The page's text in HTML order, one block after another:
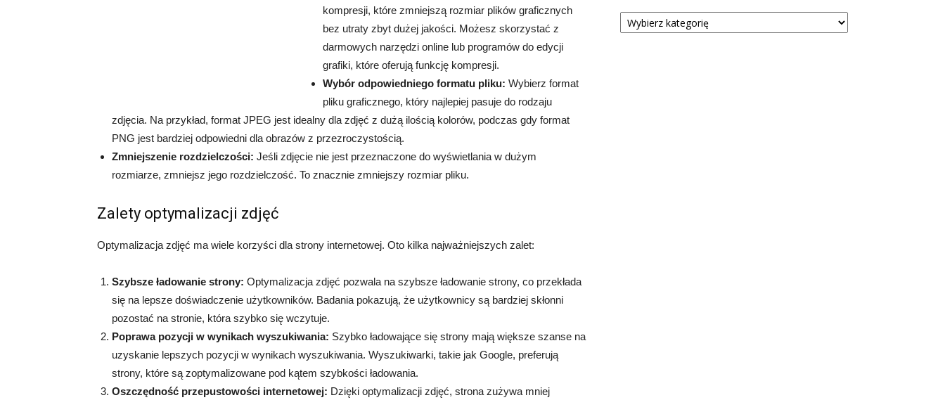
kompresji, które zmniejszą rozmiar plików graficznych
bez utraty zbyt dużej jakości. Możesz skorzystać z
darmowych narzędzi online lub programów do edycji
grafiki, które oferują funkcję kompresji.
Wybór odpowiedniego formatu pliku: Wybierz format
pliku graficznego, który najlepiej pasuje do rodzaju
zdjęcia. Na przykład, format JPEG jest idealny dla zdjęć z dużą ilością kolorów, podczas gdy format
PNG jest bardziej odpowiedni dla obrazów z przezroczystością.
Zmniejszenie rozdzielczości: Jeśli zdjęcie nie jest przeznaczone do wyświetlania w dużym
rozmiarze, zmniejsz jego rozdzielczość. To znacznie zmniejszy rozmiar pliku.
Zalety optymalizacji zdjęć
Optymalizacja zdjęć ma wiele korzyści dla strony internetowej. Oto kilka najważniejszych zalet:
Szybsze ładowanie strony: Optymalizacja zdjęć pozwala na szybsze ładowanie strony, co przekłada
się na lepsze doświadczenie użytkowników. Badania pokazują, że użytkownicy są bardziej skłonni
pozostać na stronie, która szybko się wczytuje.
Poprawa pozycji w wynikach wyszukiwania: Szybko ładowające się strony mają większe szanse na
uzyskanie lepszych pozycji w wynikach wyszukiwania. Wyszukiwarki, takie jak Google, preferują
strony, które są zoptymalizowane pod kątem szybkości ładowania.
Oszczędność przepustowości internetowej: Dzięki optymalizacji zdjęć, strona zużywa mniej
Kategorie